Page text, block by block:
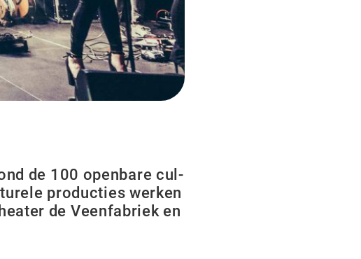
de 100 openbare cul­
producties werken
de Vee­nfabriek en